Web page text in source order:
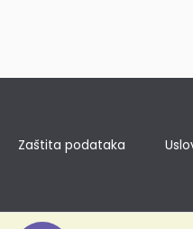
Zaštita podataka